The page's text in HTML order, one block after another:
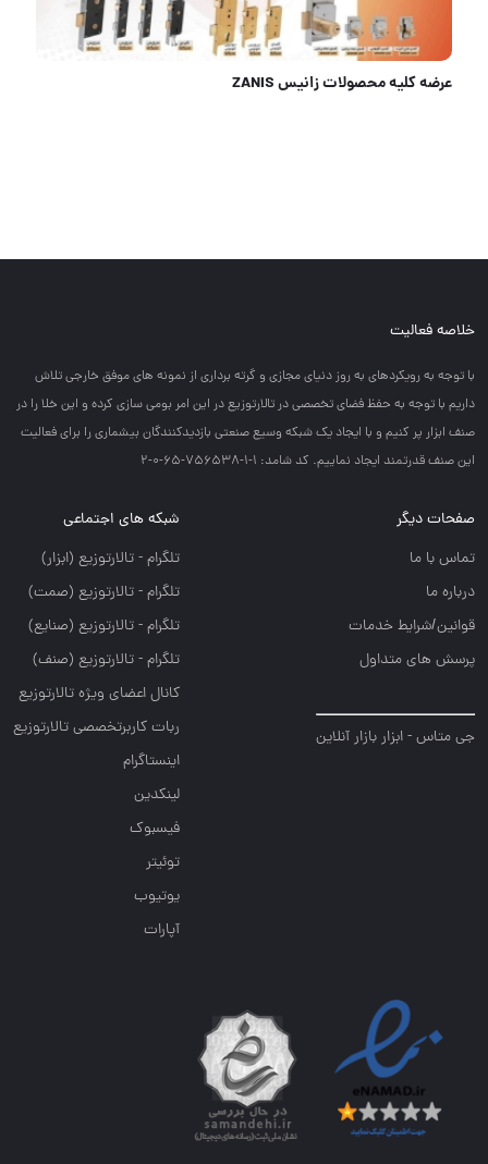
قفل کتابی ۹۴ فولادی EIDER کارتن ۳۶ عدد
خلاصه فعالیت
با توجه به رويكردهاي به روز دنياي مجازي و گرته برداري از نمونه هاي موفق خارجي تلاش
داريم با توجه به حفظ فضاي تخصصي در تالارتوزيع در اين امر بومي سازي كرده و اين خلا را در
صنف ابزار پر كنيم و با ايجاد يك شبكه وسيع صنعتي بازديدكنندگان بيشماري را براي فعاليت
اين صنف قدرتمند ايجاد نماييم. کد شامد: 1-1-756538-65-0-2
صفحات دیگر
تماس با ما
درباره ما
قوانین/شرایط خدمات
پرسش های متداول
جی متاس - ابزار بازار آنلاین
شبکه های اجتماعی
تلگرام - تالارتوزيع (ابزار)
تلگرام - تالارتوزيع (صمت)
تلگرام - تالارتوزيع (صنايع)
تلگرام - تالارتوزیع (صنف)
کانال اعضای ویژه تالارتوزیع
ربات کاربرتخصصی تالارتوزیع
اینستاگرام
لینکدین
فیسبوک
توئیتر
یوتیوب
آپارات